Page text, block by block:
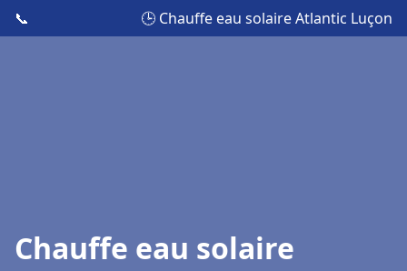
📞 🕒 Chauffe eau solaire Atlantic Luçon
Chauffe eau solaire